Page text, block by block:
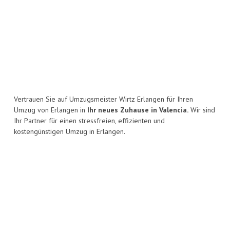
Vertrauen Sie auf Umzugsmeister Wirtz Erlangen für Ihren
Umzug von Erlangen in Ihr neues Zuhause in Valencia. Wir sind
Ihr Partner für einen stressfreien, effizienten und
kostengünstigen Umzug in Erlangen.